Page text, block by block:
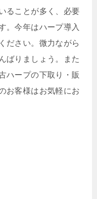
ることが多く、必要
。今年はハープ導入
ださい。微力ながら
ばりましょう。また
ハープの下取り・販
お客様はお気軽にお